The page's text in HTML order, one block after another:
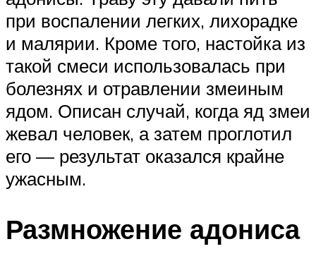
при воспалении легких, лихорадке
и малярии. Кроме того, настойка из
такой смеси использовалась при
болезнях и отравлении змеиным
ядом. Описан случай, когда яд змеи
жевал человек, а затем проглотил
его — результат оказался крайне
ужасным.
Размножение адониса